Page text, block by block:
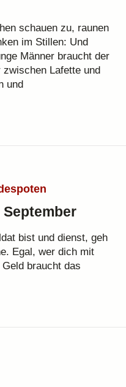
schauen zu, raunen
im Stillen: Und
Männer braucht der
zwischen Lafette und
und
bist und dienst, geh
Egal, wer dich mit
braucht das